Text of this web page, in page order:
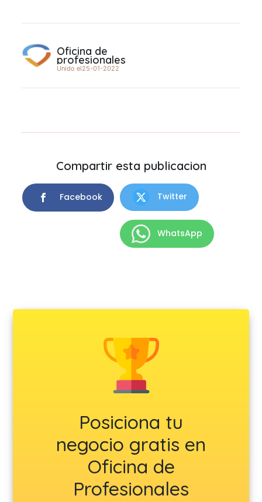
Oficina de
profesionales
Unido el25-01-2022
Compartir esta publicacion
Facebook Twitter
WhatsApp
Posiciona tu
negocio gratis en
Oficina de
Profesionales